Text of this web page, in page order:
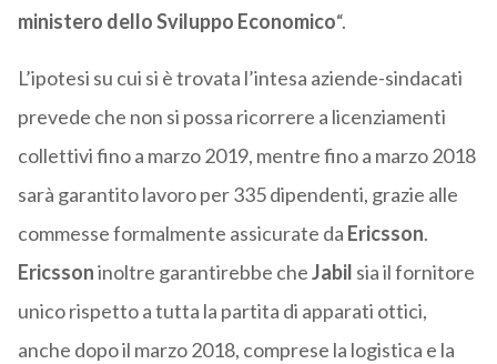
ministero dello Sviluppo Economico“.
L’ipotesi su cui si è trovata l’intesa aziende-sindacati
prevede che non si possa ricorrere a licenziamenti
collettivi fino a marzo 2019, mentre fino a marzo 2018
sarà garantito lavoro per 335 dipendenti, grazie alle
commesse formalmente assicurate da Ericsson.
Ericssoninoltre garantirebbe cheJabil sia il fornitore
unico rispetto a tutta la partita di apparati ottici,
anche dopo il marzo 2018, comprese la logistica e la